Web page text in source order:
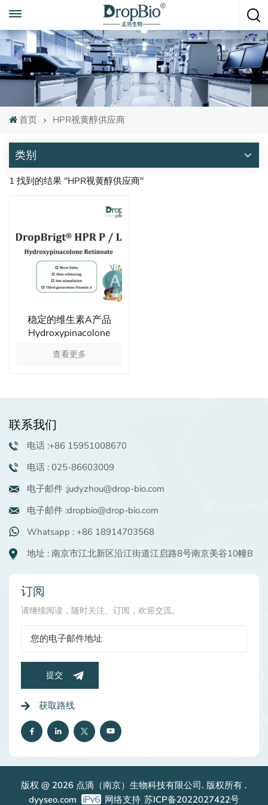
+86 15951008670
首页 HPR视黄醇供应商
类别
1 找到的结果 "HPR视黄醇供应商"
稳定的维生素A产品
Hydroxypinacolone
查看更多
联系我们
电话 :+86 15951008670
电话 : 025-86603009
电子邮件 :judyzhou@drop-bio.com
电子邮件 :dropbio@drop-bio.com
Whatsapp : +86 18914703568
地址 : 南京市江北新区沿江街道江启路8号南京美谷10幢B
订阅
请继续阅读，随时关注、订阅，欢迎交流。
提交
获取路线
版权 @ 2026 点滴（南京）生物科技有限公司. 版权所有 .
dyyseo.com
网络支持 苏ICP备2022027422号